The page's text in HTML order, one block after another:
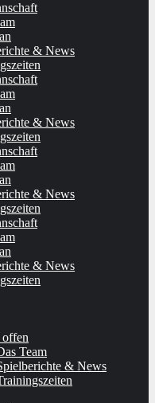
& News
& News
& News
& News
Team
& News